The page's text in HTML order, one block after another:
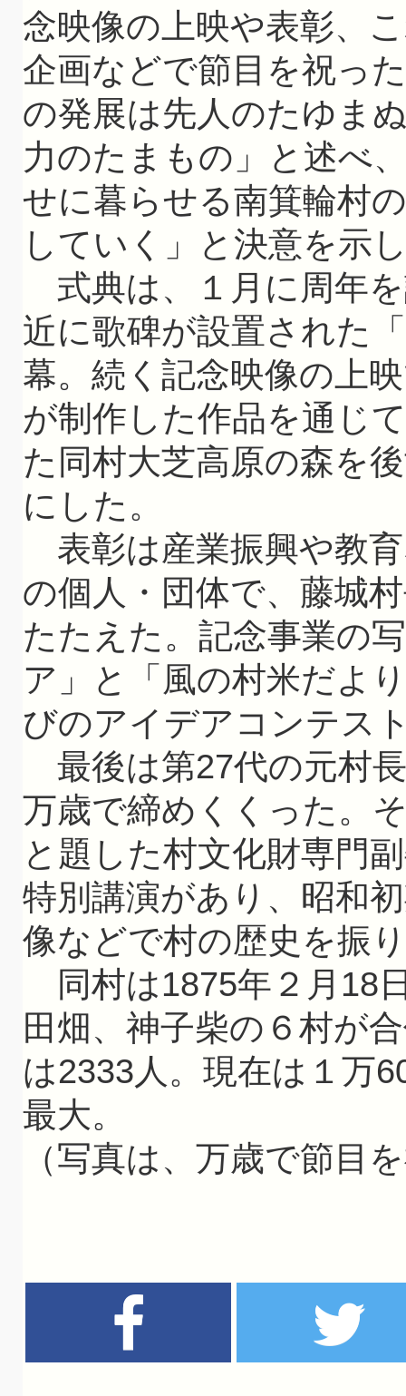
念映像の上映や表彰、
企画などで節目を祝っ
の発展は先人のたゆま
力のたまもの」と述べ
せに暮らせる南箕輪村
していく」と決意を示
式典は、１月に周年
近に歌碑が設置された
幕。続く記念映像の上
が制作した作品を通じ
た同村大芝高原の森を
にした。
表彰は産業振興や教
の個人・団体で、藤城
たたえた。記念事業の
ア」と「風の村米だよ
びのアイデアコンテス
最後は第27代の元村
万歳で締めくくった。
と題した村文化財専門
特別講演があり、昭和
像などで村の歴史を振
同村は1875年２月18
田畑、神子柴の６村が
は2333人。現在は１万
最大。
（写真は、万歳で節目